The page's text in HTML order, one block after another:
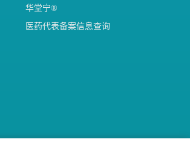
华堂宁®
医药代表备案信息查询